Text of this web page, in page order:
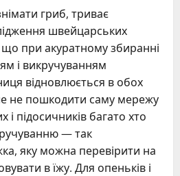
гриб, триває
швейцарських
що при акуратному збиранні
і викручуванням
відновлюється в обох
не пошкодити саму мережу
і підосичників багато хто
— так
яку можна перевірити на
в їжу. Для опеньків і